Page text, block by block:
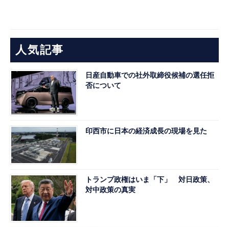
人気記事
日産自動車での社外取締役候補の選任拒
否について
印西市に日本の経済成長の現場を見た
トランプ政権はいま「下」 対日政策、
対中政策の真実